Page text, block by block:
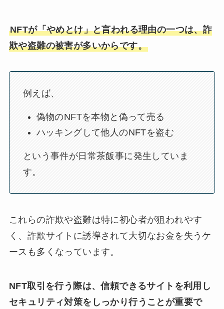
NFTが「やめとけ」と言われる理由の一つは、詐
欺や盗難の被害が多いからです。
例えば、
偽物のNFTを本物と偽って売る
ハッキングして他人のNFTを盗む
という事件が日常茶飯事に発生していま
す。
これらの詐欺や盗難は特に初心者が狙われやす
く、詐欺サイトに誘導されて大切なお金を失うケ
ースも多くなっています。
NFT取引を行う際は、信頼できるサイトを利用し
セキュリティ対策をしっかり行うことが重要で